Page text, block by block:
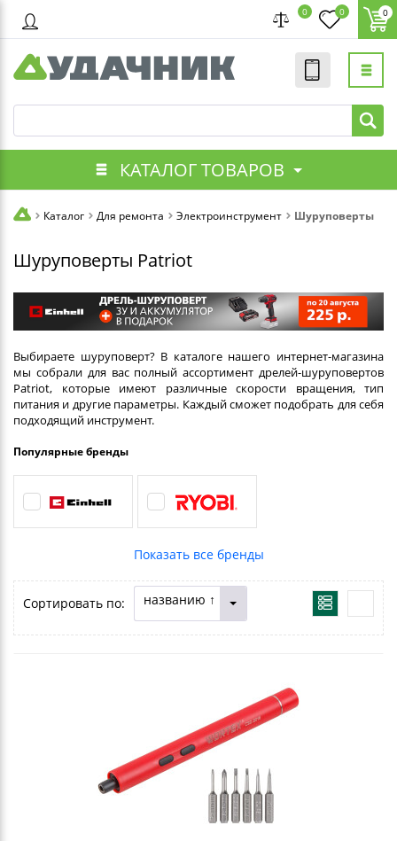
0 0 0
КАТАЛОГ ТОВАРОВ
Каталог Для ремонта Электроинструмент Шуруповерты
Шуруповерты Patriot
Выбираете шуруповерт? В каталоге нашего интернет-магазина
мы собрали для вас полный ассортимент дрелей-шуруповертов
Patriot, которые имеют различные скорости вращения, тип
питания и другие параметры. Каждый сможет подобрать для себя
подходящий инструмент.
Популярные бренды
Сортировать по: названию ↑